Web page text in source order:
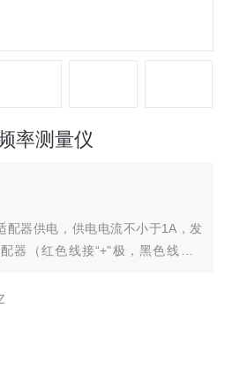
率测量仪
配器供电，供电电流不小于1A，发
器（红色线接“+"极，黑色线接“-
A脚，B脚接PLC或者工控屏的485
通讯说明；